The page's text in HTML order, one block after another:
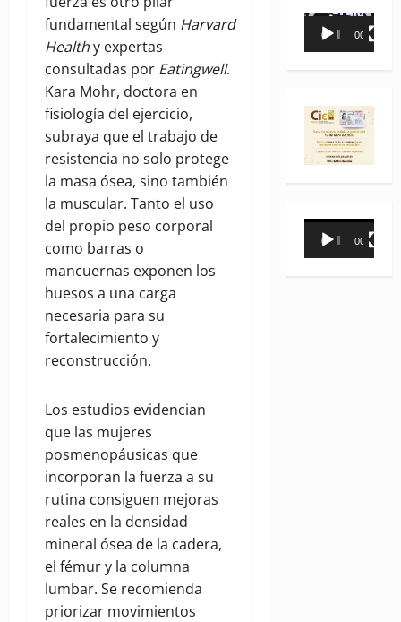
fundamental según Harvard
Healthy expertas
consultadas por Eatingwell.
Kara Mohr, doctora en
fisiología del ejercicio,
subraya que el trabajo de
resistencia no solo protege
la masa ósea, sino también
la muscular. Tanto el uso
del propio peso corporal
como barras o
mancuernas exponen los
huesos a una carga
necesaria para su
fortalecimiento y
reconstrucción.
Los estudios evidencian
que las mujeres
posmenopáusicas que
incorporan la fuerza a su
rutina consiguen mejoras
reales en la densidad
mineral ósea de la cadera,
el fémur y la columna
lumbar. Se recomienda
priorizar movimientos
Reproductor
00:00 00:35
Reproductor
00:00 00:31